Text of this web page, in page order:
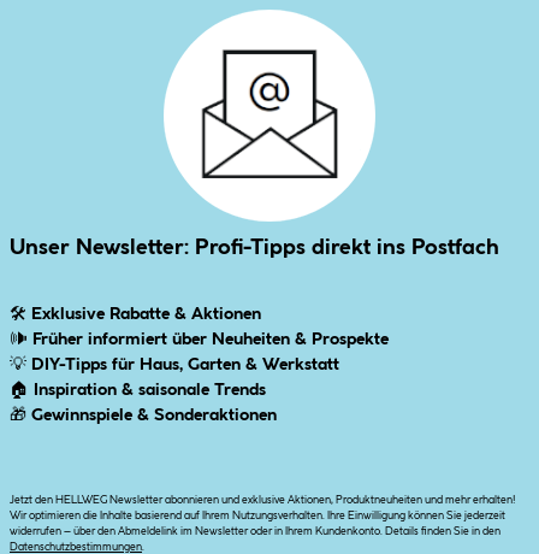
Unser Newsletter: Profi-Tipps direkt ins Postfach
🛠 Exklusive Rabatte & Aktionen
🕪 Früher informiert über Neuheiten & Prospekte
💡 DIY-Tipps für Haus, Garten & Werkstatt
🏠
Inspiration & saisonale Trends
🎁 Gewinnspiele & Sonderaktionen
Jetzt den HELLWEG Newsletter abonnieren und exklusive Aktionen, Produktneuheiten und mehr erhalten!
Wir optimieren die Inhalte basierend auf Ihrem Nutzungsverhalten. Ihre Einwilligung können Sie jederzeit
widerrufen – über den Abmeldelink im Newsletter oder in Ihrem Kundenkonto. Details finden Sie in den
Datenschutzbestimmungen.